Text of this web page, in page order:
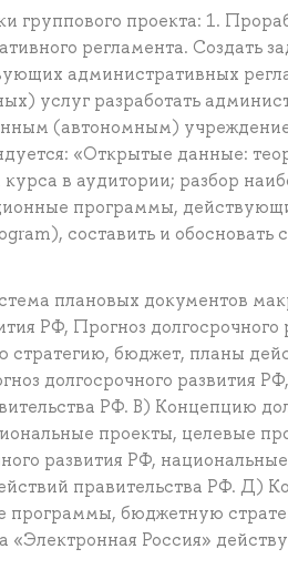
группового проекта: 1.
регламента. Создать
административных
услуг разработать
(автономным)
«Открытые данные:
в аудитории; разбор
программы,
составить и обосновать
плановых документов
РФ, Прогноз
бюджет, планы
долгосрочного развития
РФ. В) Концепцию
проекты, целевые
развития РФ,
правительства РФ. Д)
программы, бюджетную
Россия»